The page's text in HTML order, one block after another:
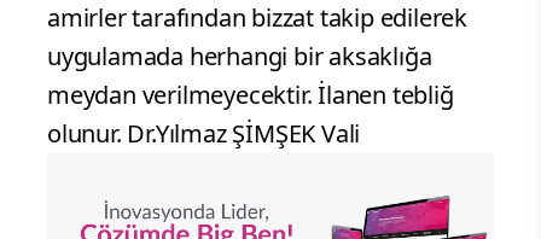
amirler tarafından bizzat takip edilerek
uygulamada herhangi bir aksaklığa
meydan verilmeyecektir. İlanen tebliğ
olunur. Dr.Yılmaz ŞİMŞEK Vali